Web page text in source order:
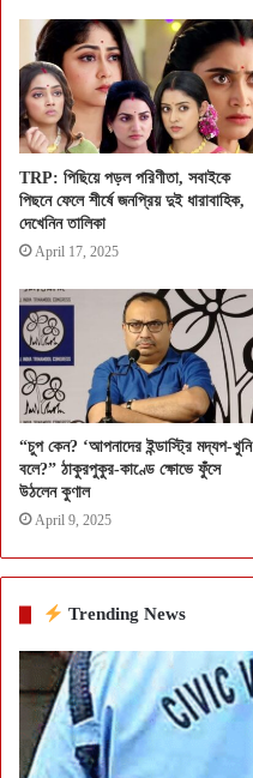
TRP: পিছিয়ে পড়ল পরিণীতা, সবাইকে
পিছনে ফেলে শীর্ষে জনপ্রিয় দুই ধারাবাহিক,
দেখেনিন তালিকা
April 17, 2025
“চুপ কেন? ‘আপনাদের ইন্ডাস্ট্রি মদ্যপ-খুনি
বলে?” ঠাকুরপুকুর-কাণ্ডে ক্ষোভে ফুঁসে
উঠলেন কুণাল
April 9, 2025
Trending News